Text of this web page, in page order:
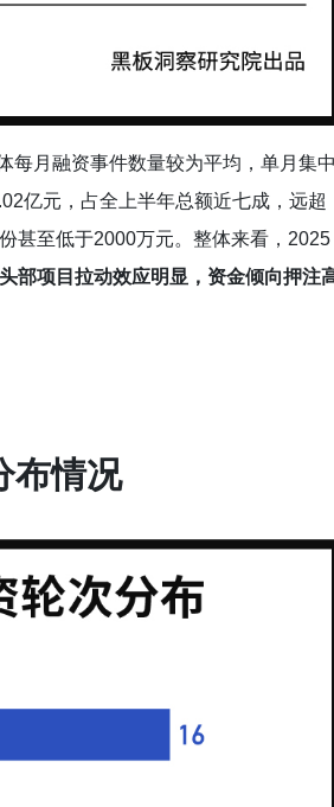
每月融资事件数量较为平均，单月集
亿元，占全上半年总额近七成，远超
甚至低于2000万元。整体来看，2025
部项目拉动效应明显，资金倾向押注
布情况